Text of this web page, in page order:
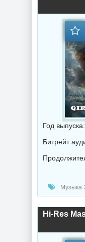
Год
Битрейт
Музыка 2023